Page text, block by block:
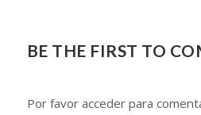
BE THE FIRST TO
Por favor acceder para